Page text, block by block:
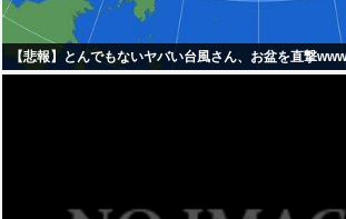
【悲報】とんでもないヤバい台風さん、お盆を直撃www